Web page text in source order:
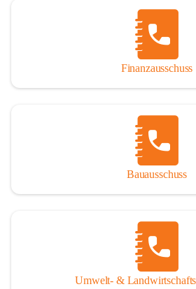
Finanzausschuss
Bauausschuss
Umwelt- &